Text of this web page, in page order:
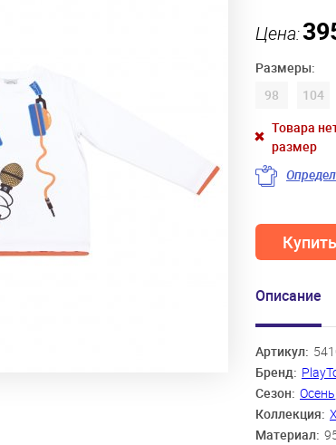
Цена:
Размеры:
98
104
Товара
размер
Купить
Описание
Артикул:
Бренд:
Сезон: Осень
Коллекция:
Материал: